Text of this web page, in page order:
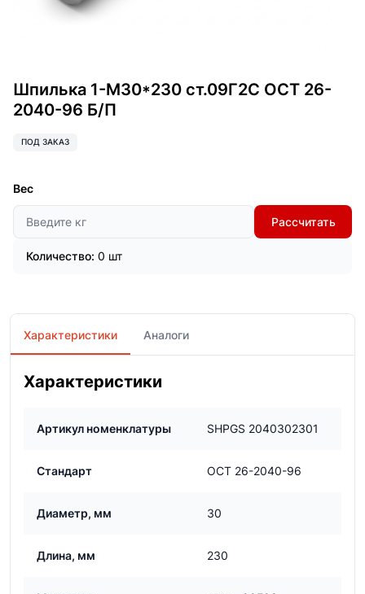
Шпилька 1-М30*230 ст.09Г2С ОСТ 26-
2040-96 Б/П
ПОД ЗАКАЗ
Вес
Рассчитать
Количество: 0 шт
Характеристики Аналоги
Характеристики
Артикул номенклатуры SHPGS 2040302301
Стандарт ОСТ 26-2040-96
Диаметр, мм 30
Длина, мм 230